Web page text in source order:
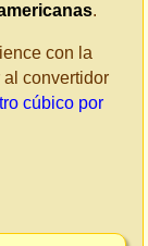
.
con la
convertidor
cúbico por